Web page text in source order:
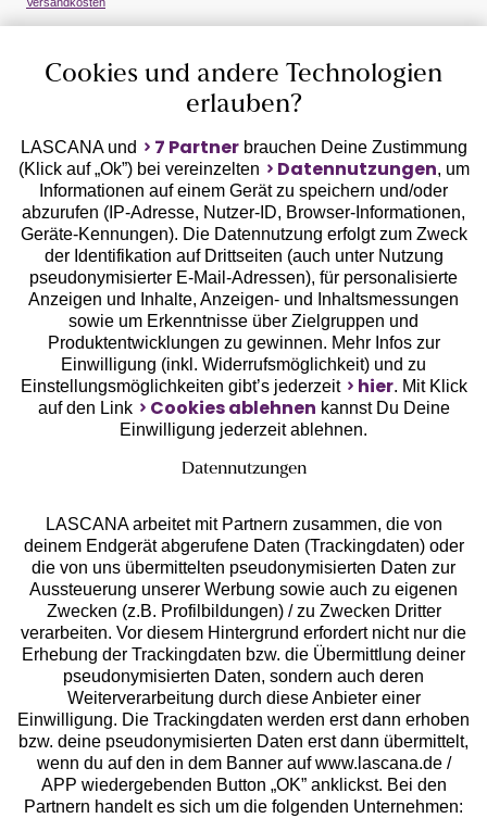
Auszeichnungen
Geprüfte Sicherheit
Unsere Apps
Services
Beratung
Über uns
Rechtliches
Versandkosten
Cookies und andere Technologien
erlauben?
LASCANA und 7 Partnerbrauchen Deine Zustimmung
(Klick auf „Ok”) bei vereinzelten
Datennutzungen, um
Informationen auf einem Gerät zu speichern und/oder
abzurufen (IP-Adresse, Nutzer-ID, Browser-Informationen,
Geräte-Kennungen). Die Datennutzung erfolgt zum Zweck
der Identifikation auf Drittseiten (auch unter Nutzung
pseudonymisierter E-Mail-Adressen), für personalisierte
Anzeigen und Inhalte, Anzeigen- und Inhaltsmessungen
sowie um Erkenntnisse über Zielgruppen und
Produktentwicklungen zu gewinnen. Mehr Infos zur
Einwilligung (inkl. Widerrufsmöglichkeit) und zu
Einstellungsmöglichkeiten gibt’s jederzeit
hier. Mit Klick
auf den Link
Cookies ablehnen kannst Du Deine
Einwilligung jederzeit ablehnen.
Datennutzungen
LASCANA arbeitet mit Partnern zusammen, die von
deinem Endgerät abgerufene Daten (Trackingdaten) oder
die von uns übermittelten pseudonymisierten Daten zur
Aussteuerung unserer Werbung sowie auch zu eigenen
Zwecken (z.B. Profilbildungen) / zu Zwecken Dritter
verarbeiten. Vor diesem Hintergrund erfordert nicht nur die
Erhebung der Trackingdaten bzw. die Übermittlung deiner
pseudonymisierten Daten, sondern auch deren
Weiterverarbeitung durch diese Anbieter einer
Einwilligung. Die Trackingdaten werden erst dann erhoben
bzw. deine pseudonymisierten Daten erst dann übermittelt,
wenn du auf den in dem Banner auf www.lascana.de /
APP wiedergebenden Button „OK” anklickst. Bei den
Partnern handelt es sich um die folgenden Unternehmen: